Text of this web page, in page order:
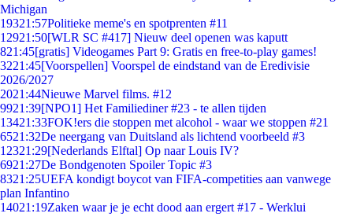
Michigan
19321:57Politieke meme's en spotprenten #11
12921:50[WLR SC #417] Nieuw deel openen was kaputt
821:45[gratis] Videogames Part 9: Gratis en free-to-play games!
3221:45[Voorspellen] Voorspel de eindstand van de Eredivisie
2026/2027
2021:44Nieuwe Marvel films. #12
9921:39[NPO1] Het Familiediner #23 - te allen tijden
13421:33FOK!ers die stoppen met alcohol - waar we stoppen #21
6521:32De neergang van Duitsland als lichtend voorbeeld #3
12321:29[Nederlands Elftal] Op naar Louis IV?
6921:27De Bondgenoten Spoiler Topic #3
8321:25UEFA kondigt boycot van FIFA-competities aan vanwege
plan Infantino
14021:19Zaken waar je je echt dood aan ergert #17 - Werklui